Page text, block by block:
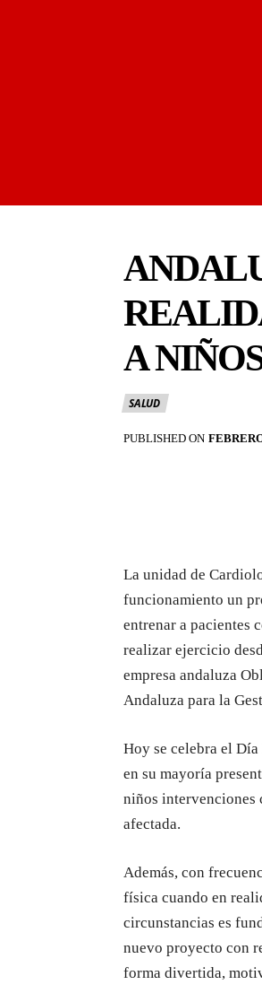
A
SALUD
PUBLISHED ON
La unidad de
funcionamiento un
entrenar a pacientes
realizar ejercicio
empresa andaluza
Andaluza para la
Hoy se celebra el
en su mayoría
niños intervenciones
afectada.
Además, con
física cuando en
circunstancias es
nuevo proyecto con
forma divertida,